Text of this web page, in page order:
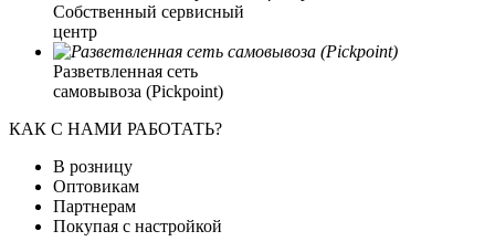
Собственный сервисный
центр
Разветвленная сеть
самовывоза (Pickpoint)
КАК С НАМИ РАБОТАТЬ?
В розницу
Оптовикам
Партнерам
Покупая с настройкой